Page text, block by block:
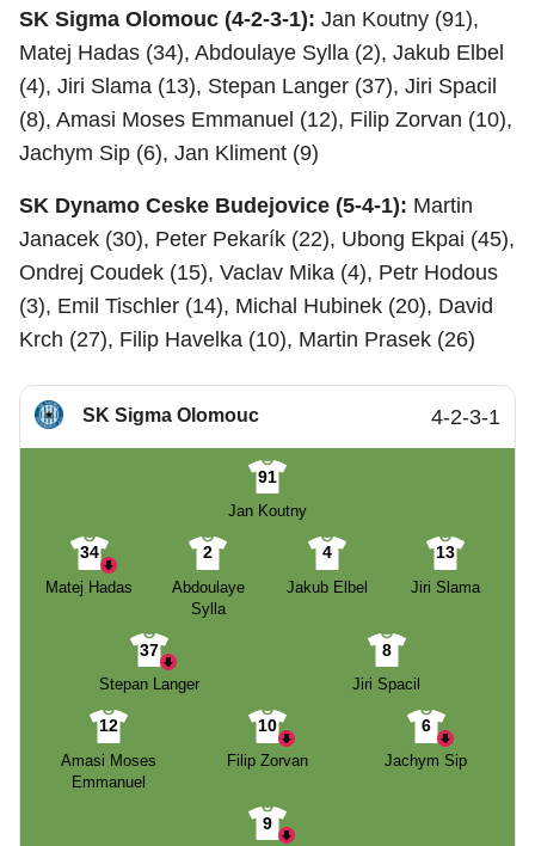
SK Sigma Olomouc (4-2-3-1): Jan Koutny (91),
Matej Hadas (34), Abdoulaye Sylla (2), Jakub Elbel
(4), Jiri Slama (13), Stepan Langer (37), Jiri Spacil
(8), Amasi Moses Emmanuel (12), Filip Zorvan (10),
Jachym Sip (6), Jan Kliment (9)
SK Dynamo Ceske Budejovice (5-4-1): Martin
Janacek (30), Peter Pekarík (22), Ubong Ekpai (45),
Ondrej Coudek (15), Vaclav Mika (4), Petr Hodous
(3), Emil Tischler (14), Michal Hubinek (20), David
Krch (27), Filip Havelka (10), Martin Prasek (26)
SK Sigma Olomouc 4-2-3-1
91
Jan Koutny
34
Matej Hadas
2
Abdoulaye
Sylla
4
Jakub Elbel
13
Jiri Slama
37
Stepan Langer
8
Jiri Spacil
12
Amasi Moses
Emmanuel
10
Filip Zorvan
6
Jachym Sip
9